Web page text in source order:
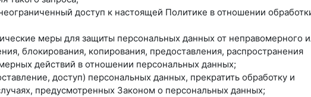
доступ к настоящей Политике в отношении
меры для защиты персональных данных от неправомерного
блокирования, копирования, предоставления, распространения
действий в отношении персональных данных;
доступ) персональных данных, прекратить обработку и
предусмотренных Законом о персональных данных;